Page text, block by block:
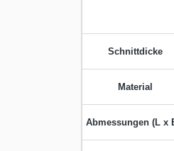
Schnittdicke
Material
Abmessungen (L x